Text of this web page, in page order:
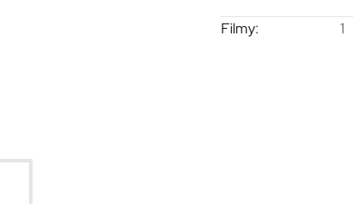
Filmy: 1